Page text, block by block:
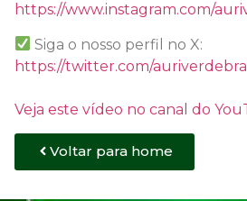
https://www.instagram.com/
Siga o nosso perfil no X:
https://twitter.com/
Veja este vídeo no canal do
Voltar para home